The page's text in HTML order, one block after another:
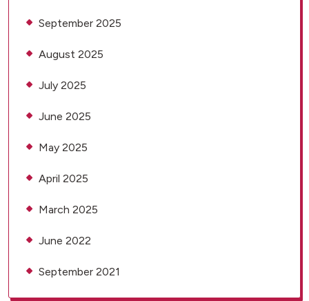
September 2025
August 2025
July 2025
June 2025
May 2025
April 2025
March 2025
June 2022
September 2021